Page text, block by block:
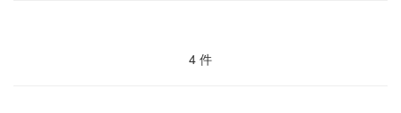
4 件